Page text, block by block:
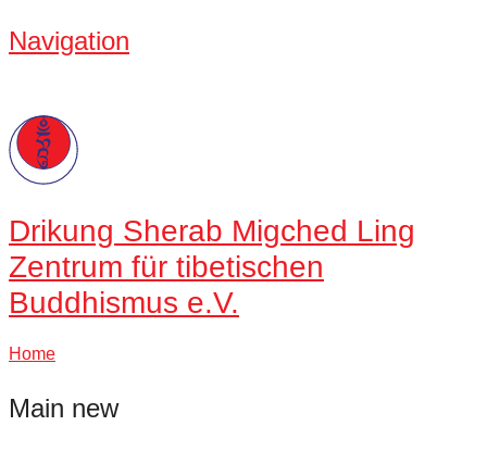
Navigation
Drikung Sherab Migched Ling
Zentrum für tibetischen
Buddhismus e.V.
Home
Main new